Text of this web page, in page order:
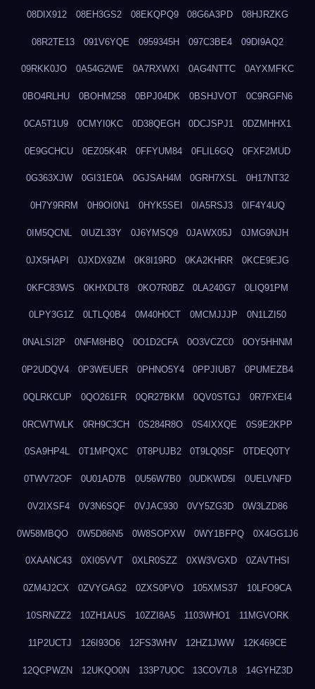
08DIX912 08EH3GS2 08EKQPQ9 08G6A3PD 08HJRZKG
08R2TE13 091V6YQE 0959345H 097C3BE4 09DI9AQ2
09RKK0JO 0A54G2WE 0A7RXWXI 0AG4NTTC 0AYXMFKC
0BO4RLHU 0BOHM258 0BPJ04DK 0BSHJVOT 0C9RGFN6
0CA5T1U9 0CMYI0KC 0D38QEGH 0DCJSPJ1 0DZMHHX1
0E9GCHCU 0EZ05K4R 0FFYUM84 0FLIL6GQ 0FXF2MUD
0G363XJW 0GI31E0A 0GJSAH4M 0GRH7XSL 0H17NT32
0H7Y9RRM 0H9OI0N1 0HYK5SEI 0IA5RSJ3 0IF4Y4UQ
0IM5QCNL 0IUZL33Y 0J6YMSQ9 0JAWX05J 0JMG9NJH
0JX5HAPI 0JXDX9ZM 0K8I19RD 0KA2KHRR 0KCE9EJG
0KFC83WS 0KHXDLT8 0KO7R0BZ 0LA240G7 0LIQ91PM
0LPY3G1Z 0LTLQ0B4 0M40H0CT 0MCMJJJP 0N1LZI50
0NALSI2P 0NFM8HBQ 0O1D2CFA 0O3VCZC0 0OY5HHNM
0P2UDQV4 0P3WEUER 0PHNO5Y4 0PPJIUB7 0PUMEZB4
0QLRKCUP 0QO261FR 0QR27BKM 0QV0STGJ 0R7FXEI4
0RCWTWLK 0RH9C3CH 0S284R8O 0S4IXXQE 0S9E2KPP
0SA9HP4L 0T1MPQXC 0T8PUJB2 0T9LQ0SF 0TDEQ0TY
0TWV72OF 0U01AD7B 0U56W7B0 0UDKWD5I 0UELVNFD
0V2IXSF4 0V3N6SQF 0VJAC930 0VY5ZG3D 0W3LZD86
0W58MBQO 0W5D86N5 0W8SOPXW 0WY1BFPQ 0X4GG1J6
0XAANC43 0XI05VVT 0XLR0SZZ 0XW3VGXD 0ZAVTHSI
0ZM4J2CX 0ZVYGAG2 0ZXS0PVO 105XMS37 10LFO9CA
10SRNZZ2 10ZH1AUS 10ZZI8A5 1103WHO1 11MGVORK
11P2UCTJ 126I93O6 12FS3WHV 12HZ1JWW 12K469CE
12QCPWZN 12UKQO0N 133P7UOC 13COV7L8 14GYHZ3D